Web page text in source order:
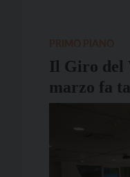
Il Giro del
marzo fa